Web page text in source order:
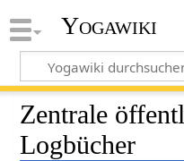
Yogawiki
Zentrale
Logbücher